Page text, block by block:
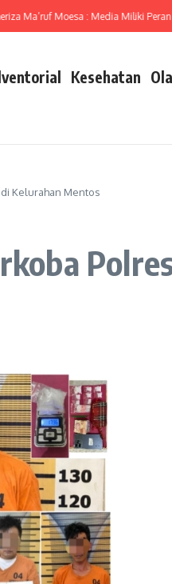
Moesa : Media Miliki Peran
Kesehatan
Kelurahan Mentos